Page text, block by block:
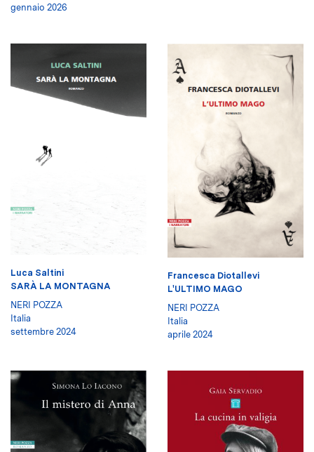
gennaio 2026
Luca Saltini
SARÀ LA MONTAGNA
NERI POZZA
Italia
settembre 2024
Francesca Diotallevi
L'ULTIMO MAGO
NERI POZZA
Italia
aprile 2024